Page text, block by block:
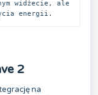
widżecie, ale
energii.
2
na